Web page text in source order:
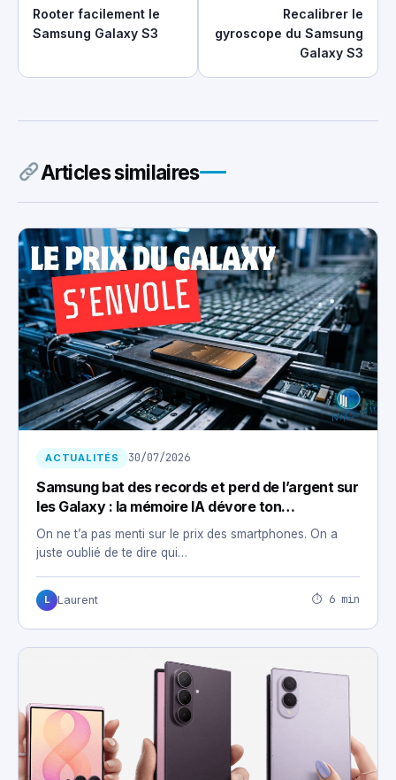
Rooter facilement le
Samsung Galaxy S3
Recalibrer le
gyroscope du Samsung
Galaxy S3
Articles similaires
ACTUALITÉS 30/07/2026
Samsung bat des records et perd de l’argent sur
les Galaxy : la mémoire IA dévore ton
smartphone
On ne t’a pas menti sur le prix des smartphones. On a
juste oublié de te dire qui…
L Laurent ⏱ 6 min